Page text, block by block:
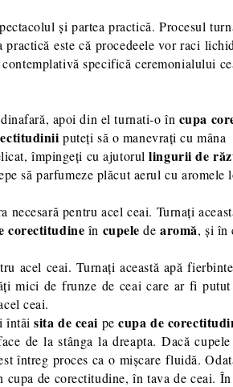
și partea practică. Procesul
este că procedeele vor raci
specifică ceremonialului
apoi din el turnati-o în cupa
puteți să o manevrați cu mâna
împingeți cu ajutorullingurii de
să parfumeze plăcut aerul cu
pentru acel ceai. Turnați
corectitudine în cupeledearomă, și în
acel ceai. Turnați această apă
mici de frunze de ceai care ar fi
ceai.
întâisita de ceai pecupa de
de la stânga la dreapta. Dacă
întreg proces ca o mișcare fluidă.
de corectitudine, în tava de ceai.